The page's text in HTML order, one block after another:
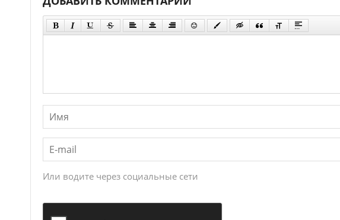
Или водите через социальные сети